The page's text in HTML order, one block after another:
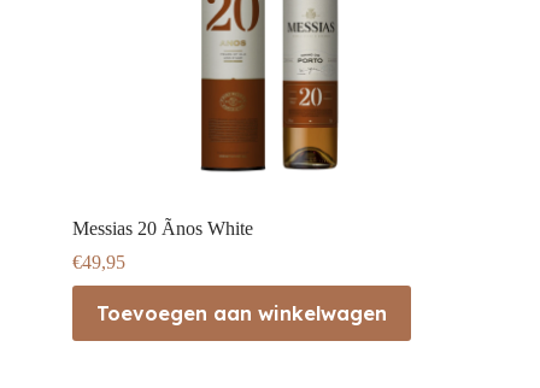
Messias 20 Ãnos White
€49,95
Toevoegen aan winkelwagen